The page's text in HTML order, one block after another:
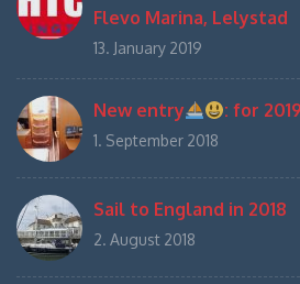
Flevo Marina, Lelystad
13. January 2019
New entry : for 2019
1. September 2018
Sail to England in 2018
2. August 2018